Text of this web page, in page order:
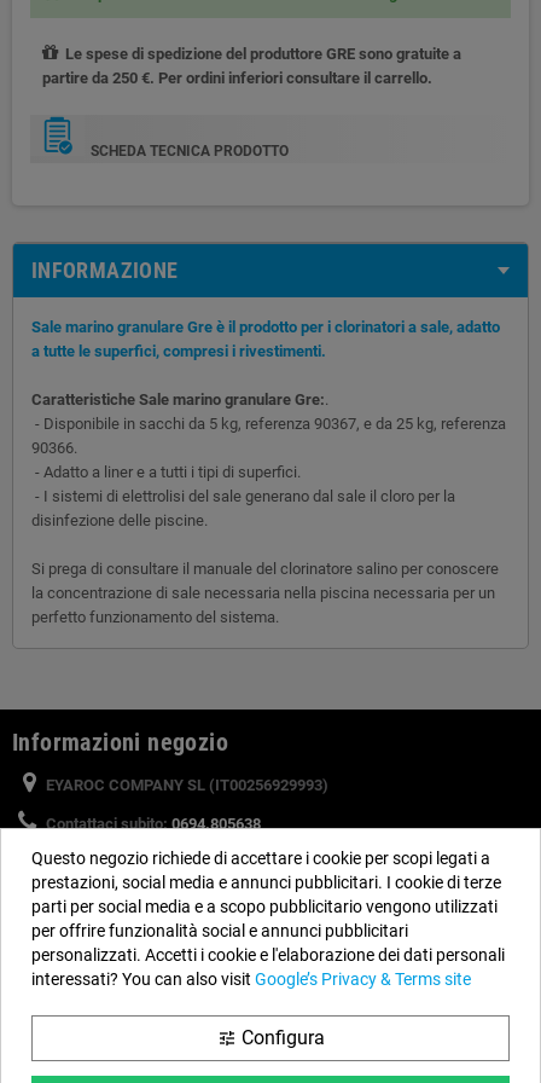
Le spese di spedizione del produttore GRE sono gratuite a
partire da 250 €. Per ordini inferiori consultare il carrello.
SCHEDA TECNICA PRODOTTO
INFORMAZIONE
Sale marino granulare Gre è il prodotto per i clorinatori a sale, adatto
a tutte le superfici, compresi i rivestimenti.
Caratteristiche Sale marino granulare Gre:
- Disponibile in sacchi da 5 kg, referenza 90367, e da 25 kg, referenza
90366.
- Adatto a liner e a tutti i tipi di superfici.
- I sistemi di elettrolisi del sale generano dal sale il cloro per la
disinfezione delle piscine.
Si prega di consultare il manuale del clorinatore salino per conoscere
la concentrazione di sale necessaria nella piscina necessaria per un
perfetto funzionamento del sistema.
Informazioni negozio
EYAROC COMPANY SL (IT00256929993)
Contattaci subito: 0694.805638
Orario:Dal lunedì al venerdì, dalle 9 alle 14 e dalle 15 alle 18
Email:info@piscinefuori-terra.com
Seguici
Questo negozio richiede di accettare i cookie per scopi legati a
prestazioni, social media e annunci pubblicitari. I cookie di terze
parti per social media e a scopo pubblicitario vengono utilizzati
per offrire funzionalità social e annunci pubblicitari
personalizzati. Accetti i cookie e l'elaborazione dei dati personali
interessati? You can also visit Google’s Privacy & Terms site
tune Configura